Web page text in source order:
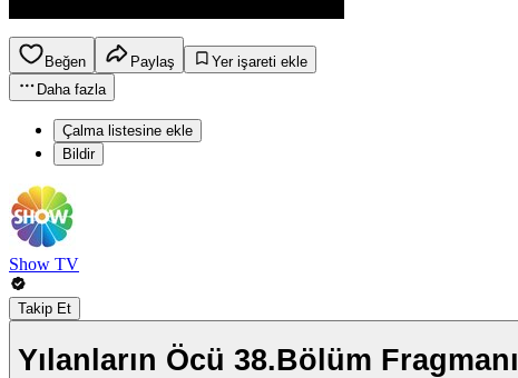
Beğen Paylaş
Yer işareti ekle
Daha fazla
Çalma listesine ekle
Bildir
Show TV
Takip Et
Yılanların Öcü 38.Bölüm Fragmanı